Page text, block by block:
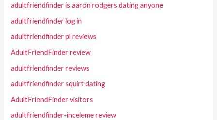
adultfriendfinder is aaron rodgers dating anyone
adultfriendfinder log in
adultfriendfinder pl reviews
AdultFriendFinder review
adultfriendfinder reviews
adultfriendfinder squirt dating
AdultFriendFinder visitors
adultfriendfinder-inceleme review